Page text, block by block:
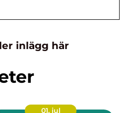
inlägg här
01. jul